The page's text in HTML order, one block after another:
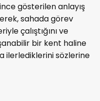
gösterilen anlayış
sahada görev
çalıştığını ve
bir kent haline
ilerlediklerini sözlerine